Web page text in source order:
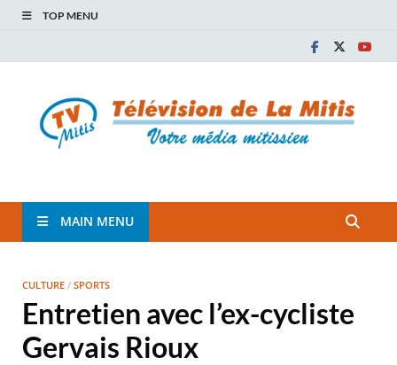
TOP MENU
TVM
MAIN MENU
CULTURE / SPORTS
Entretien avec l’ex-cycliste
Gervais Rioux